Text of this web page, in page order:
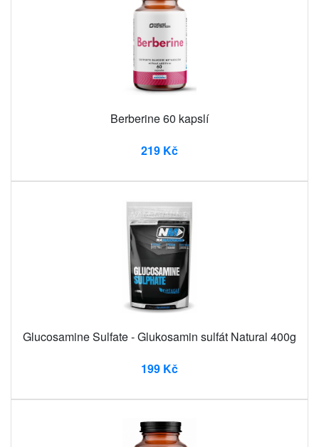
Berberine 60 kapslí
219 Kč
Glucosamine Sulfate - Glukosamin sulfát Natural 400g
199 Kč